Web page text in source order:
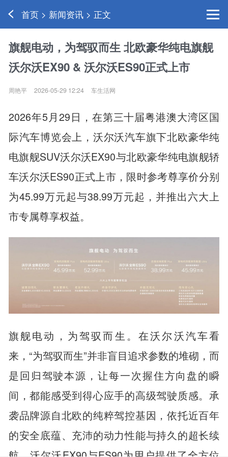
首页 > 新闻资讯 > 正文
旗舰电动，为驾驭而生 北欧豪华纯电旗舰
沃尔沃EX90 & 沃尔沃ES90正式上市
周艳平 2026-05-29 12:24 车生活网
2026年5月29日，在第三十届粤港澳大湾区国
际汽车博览会上，沃尔沃汽车旗下北欧豪华纯
电旗舰SUV沃尔沃EX90与北欧豪华纯电旗舰轿
车沃尔沃ES90正式上市，限时参考尊享价分别
为45.99万元起与38.99万元起，并推出六大上
市专属尊享权益。
旗舰电动，为驾驭而生。在沃尔沃汽车看
来，“为驾驭而生”并非盲目追求参数的堆砌，而
是回归驾驶本源，让每一次握住方向盘的瞬
间，都能感受到得心应手的高级驾驶质感。承
袭品牌源自北欧的纯粹驾控基因，依托近百年
的安全底蕴、充沛的动力性能与持久的超长续